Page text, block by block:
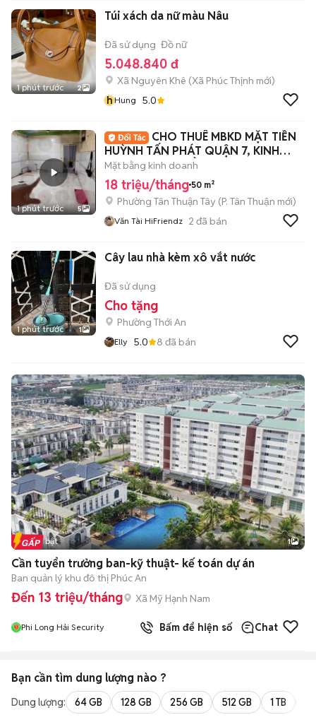
1 phút trước 2
Túi xách da nữ màu Nâu
Đã sử dụng Đồ nữ
5.048.840 đ
Xã Nguyên Khê (Xã Phúc Thịnh mới)
hHung 5.0
1 phút trước 5
CHO THUÊ MBKD MẶT TIỀN
HUỲNH TẤN PHÁT QUẬN 7, KINH
DOANH ĐA NGHỀ
Mặt bằng kinh doanh
18 triệu/tháng 50 m²
Phường Tân Thuận Tây (P. Tân Thuận mới)
Văn Tài HiFriendz 2 đã bán
1 phút trước 1
Cây lau nhà kèm xô vắt nước
Đã sử dụng
Cho tặng
Phường Thới An
Elly 5.0 8 đã bán
Tin nổi bật 1
Cần tuyển trưởng ban-kỹ thuật- kế toán dự án
Ban quản lý khu đô thị Phúc An
Đến 13 triệu/tháng Xã Mỹ Hạnh Nam
Phi Long Hải Security Bấm để hiện số Chat
Bạn cần tìm dung lượng nào ?
Dung lượng: 64 GB 128 GB 256 GB 512 GB 1 TB